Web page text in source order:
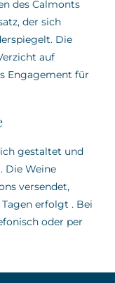
des Calmonts
der sich
Die
auf
Engagement für
gestaltet und
Die Weine
versendet,
Tagen erfolgt . Bei
oder per